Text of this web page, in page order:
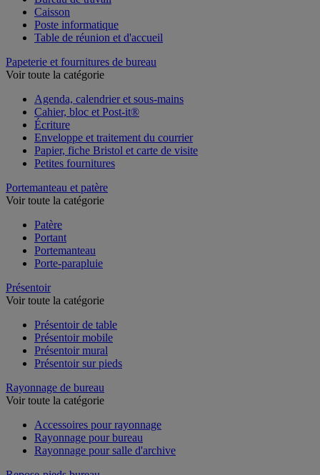
Caisson
Poste informatique
Table de réunion et d'accueil
Papeterie et fournitures de bureau
Voir toute la catégorie
Agenda, calendrier et sous-mains
Cahier, bloc et Post-it®
Écriture
Enveloppe et traitement du courrier
Papier, fiche Bristol et carte de visite
Petites fournitures
Portemanteau et patère
Voir toute la catégorie
Patère
Portant
Portemanteau
Porte-parapluie
Présentoir
Voir toute la catégorie
Présentoir de table
Présentoir mobile
Présentoir mural
Présentoir sur pieds
Rayonnage de bureau
Voir toute la catégorie
Accessoires pour rayonnage
Rayonnage pour bureau
Rayonnage pour salle d'archive